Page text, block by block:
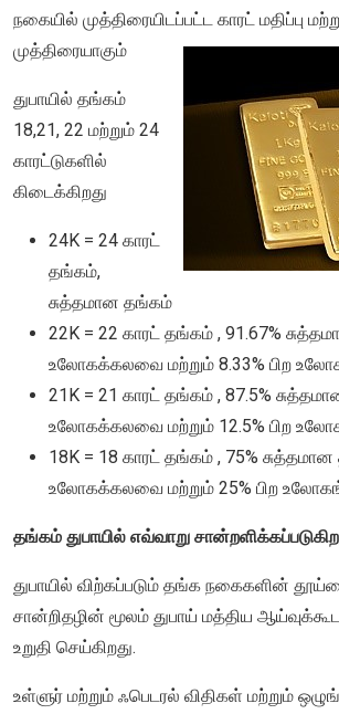
நகையில் முத்திரையிடப்பட்ட காரட் மதிப்பு
முத்திரையாகும்
துபாயில் தங்கம்
18,21, 22 மற்றும் 24
காரட்டுகளில்
கிடைக்கிறது
24K = 24 காரட்
தங்கம்,
சுத்தமான தங்கம்
22K = 22 காரட் தங்கம் , 91.67%
உலோகக்கலவை மற்றும் 8.33% பிற
21K = 21 காரட் தங்கம் , 87.5%
உலோகக்கலவை மற்றும் 12.5% பிற
18K = 18 காரட் தங்கம் , 75%
உலோகக்கலவை மற்றும் 25% பிற
தங்கம் துபாயில் எவ்வாறு
துபாயில் விற்கப்படும் தங்க நகைகளின்
சான்றிதழின் மூலம் துபாய் மத்திய
உறுதி செய்கிறது.
உள்ளுர் மற்றும் ஃபெடரல் விதிகள் மற்றும்